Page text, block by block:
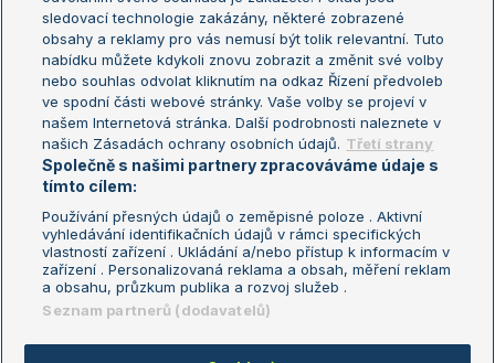
Turnaj mistryň
Aktualní trendy
Fotbalové přestupy
Livesport Daily
LS Prague Open
Podmínky užití
Nastavení soukromí
GDPR a žurnalistika
Reklama
Kontakt
Informace o zpracování osobních
údajů
sledovací technologie zakázány, některé zobrazené
obsahy a reklamy pro vás nemusí být tolik relevantní. Tuto
nabídku můžete kdykoli znovu zobrazit a změnit své volby
nebo souhlas odvolat kliknutím na odkaz Řízení předvoleb
ve spodní části webové stránky. Vaše volby se projeví v
našem Internetová stránka. Další podrobnosti naleznete v
našich Zásadách ochrany osobních údajů. Třetí strany
Společně s našimi partnery zpracováváme údaje s
tímto cílem:
Používání přesných údajů o zeměpisné poloze . Aktivní
vyhledávání identifikačních údajů v rámci specifických
vlastností zařízení . Ukládání a/nebo přístup k informacím v
zařízení . Personalizovaná reklama a obsah, měření reklam
a obsahu, průzkum publika a rozvoj služeb .
Seznam partnerů (dodavatelů)